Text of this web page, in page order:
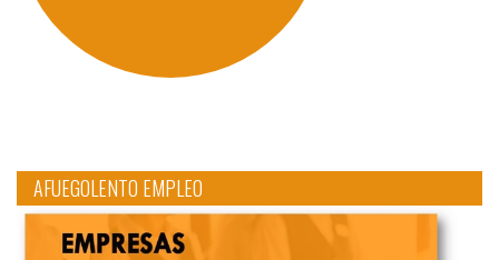
AFUEGOLENTO EMPLEO